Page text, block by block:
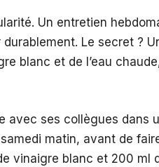
Un entretien
Le secret ?
blanc et de l’eau
avec ses collègues dans
matin, avant de
vinaigre blanc et 200 ml